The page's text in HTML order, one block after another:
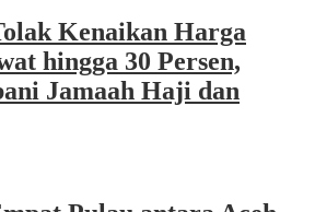
Kenaikan Harga
hingga 30 Persen,
Jamaah Haji dan